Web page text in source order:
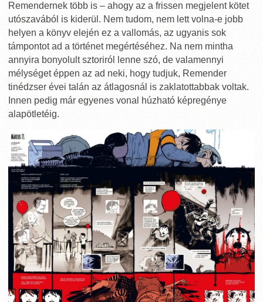
Remendernek több is – ahogy az a frissen megjelent kötet
utószavából is kiderül. Nem tudom, nem lett volna-e jobb
helyen a könyv elején ez a vallomás, az ugyanis sok
támpontot ad a történet megértéséhez. Na nem mintha
annyira bonyolult sztoriról lenne szó, de valamennyi
mélységet éppen az ad neki, hogy tudjuk, Remender
tinédzser évei talán az átlagosnál is zaklatottabbak voltak.
Innen pedig már egyenes vonal húzható képregénye
alapötletéig.